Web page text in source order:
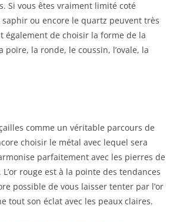
Si vous êtes vraiment limité coté
ou encore le quartz peuvent très
également de choisir la forme de la
la ronde, le coussin, l’ovale, la
comme un véritable parcours de
choisir le métal avec lequel sera
parfaitement avec les pierres de
rouge est à la pointe des tendances
possible de vous laisser tenter par l’or
tout son éclat avec les peaux claires.